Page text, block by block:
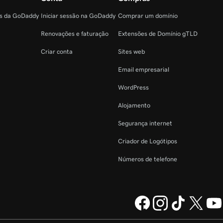
da GoDaddy Iniciar sessão na GoDaddy
Renovações e faturação
Criar conta
Comprar um domínio
Extensões de Domínio gTLD
Sites web
Email empresarial
WordPress
Alojamento
Segurança internet
Criador de Logótipos
Números de telefone